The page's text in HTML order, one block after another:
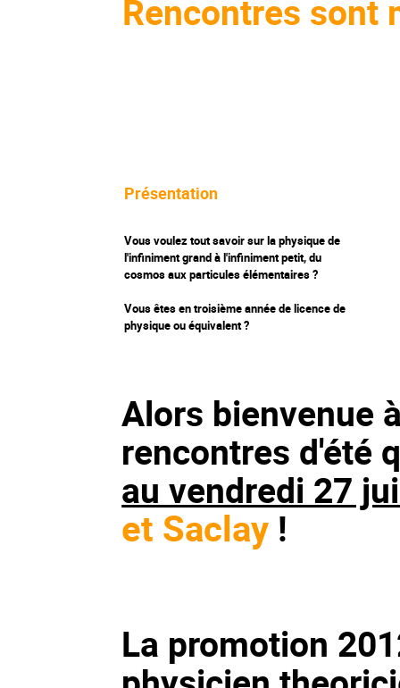
Rencontres sont
Présentation
Vous voulez tout savoir sur la physique de
l'infiniment grand à l'infiniment petit, du
cosmos aux particules élémentaires ?
Vous êtes en troisième année de licence de
physique ou équivalent ?
Alors bienvenue
rencontres d'été
au vendredi 27
et Saclay !
La promotion